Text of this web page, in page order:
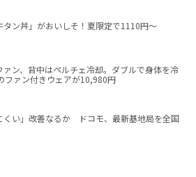
タン丼」がおいしそ！夏限定で1110円～
ァン、背中はペルチェ冷却。ダブルで身体を冷
ファン付きウェアが10,980円
くい」改善なるか ドコモ、最新基地局を全国